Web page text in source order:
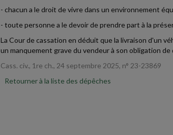
- chacun a le droit de vivre dans un environnement
- toute personne a le devoir de prendre part à la
La Cour de cassation en déduit que la livraison d'un
un manquement grave du vendeur à son obligation
Cass. civ., 1re ch., 24 septembre 2025, n° 23-23869
Retourner à la liste des dépêches